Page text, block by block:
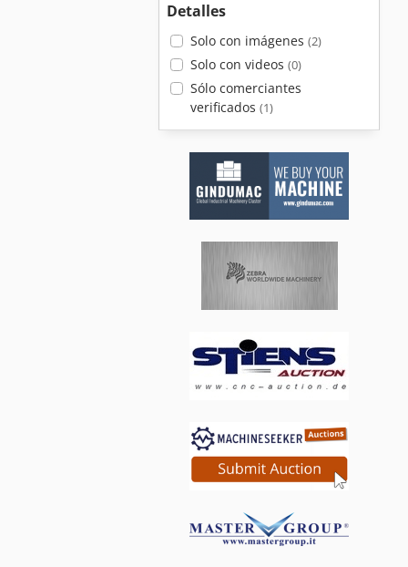
Detalles
Solo con imágenes (2)
Solo con videos (0)
Sólo comerciantes
verificados (1)